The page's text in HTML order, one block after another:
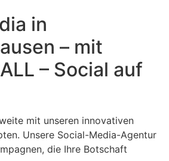
in
– mit
– Social auf
mit unseren innovativen
Unsere Social-Media-Agentur
die Ihre Botschaft